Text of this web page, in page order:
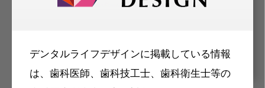
デンタルライフデザインに掲載している情報
は、歯科医師、歯科技工士、歯科衛生士等の